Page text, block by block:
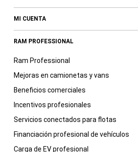
MI CUENTA
RAM PROFESSIONAL
Ram Professional
Mejoras en camionetas y vans
Beneficios comerciales
Incentivos profesionales
Servicios conectados para flotas
Financiación profesional de vehículos
Carga de EV profesional